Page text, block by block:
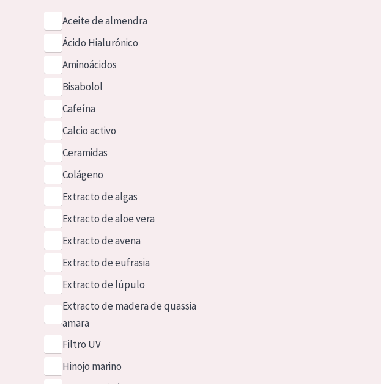
Aceite de almendra
Ácido Hialurónico
Aminoácidos
Bisabolol
Cafeína
Calcio activo
Ceramidas
Colágeno
Extracto de algas
Extracto de aloe vera
Extracto de avena
Extracto de eufrasia
Extracto de lúpulo
Extracto de madera de quassia
amara
Filtro UV
Hinojo marino